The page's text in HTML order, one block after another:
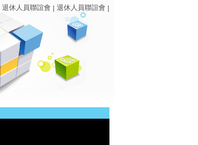
退休人員聯誼會 | 退休人員聯誼會 |